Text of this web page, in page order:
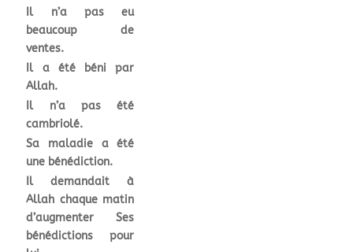
Il n’a pas eu
beaucoup de
ventes.
Il a été béni par
Allah.
Il n’a pas été
cambriolé.
Sa maladie a été
une bénédiction.
Il demandait à
Allah chaque matin
d’augmenter Ses
bénédictions pour